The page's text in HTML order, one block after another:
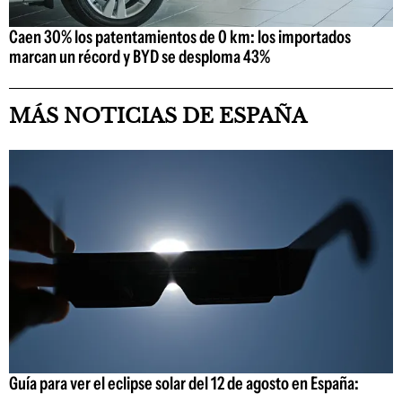
Caen 30% los patentamientos de 0 km: los importados
marcan un récord y BYD se desploma 43%
MÁS NOTICIAS DE ESPAÑA
Guía para ver el eclipse solar del 12 de agosto en España: